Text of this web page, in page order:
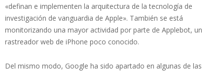
«definan e implementen la arquitectura de la tecnología de
investigación de vanguardia de Apple». También se está
monitorizando una mayor actividad por parte de Applebot, un
rastreador web de iPhone poco conocido.
Del mismo modo, Google ha sido apartado en algunas de las